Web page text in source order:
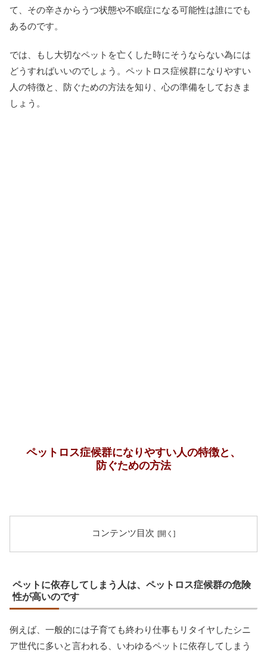
て、その辛さからうつ状態や不眠症になる可能性は誰にでも
あるのです。
では、もし大切なペットを亡くした時にそうならない為には
どうすればいいのでしょう。ペットロス症候群になりやすい
人の特徴と、防ぐための方法を知り、心の準備をしておきま
しょう。
ペットロス症候群になりやすい人の特徴と、
防ぐための方法
コンテンツ目次
ペットに依存してしまう人は、ペットロス症候群の危険
性が高いのです
例えば、一般的には子育ても終わり仕事もリタイヤしたシニ
ア世代に多いと言われる、いわゆるペットに依存してしまう